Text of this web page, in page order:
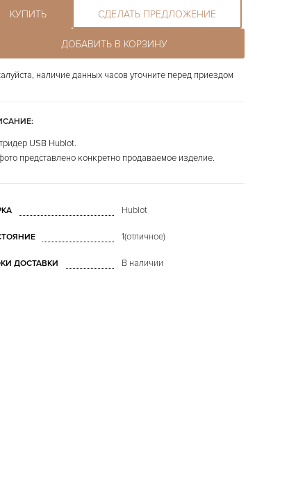
КУПИТЬ СДЕЛАТЬ ПРЕДЛОЖЕНИЕ
ДОБАВИТЬ В КОРЗИНУ
наличие данных часов уточните перед приездом
USB Hublot.
представлено конкретно продаваемое изделие.
Hublot
1(отличное)
ДОСТАВКИ В наличии